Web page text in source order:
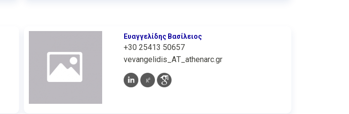
Ευαγγελίδης Βασίλειος
+30 25413 50657
vevangelidis_ΑΤ_athenarc.gr